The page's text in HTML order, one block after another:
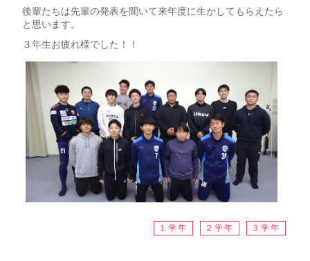
後輩たちは先輩の発表を聞いて来年度に生かしてもらえたら
と思います。
３年生お疲れ様でした！！
１学年 ２学年 ３学年